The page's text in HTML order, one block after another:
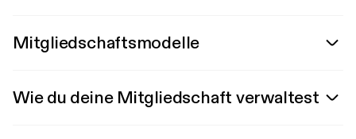
Mitgliedschaftsmodelle
Wie du deine Mitgliedschaft verwaltest